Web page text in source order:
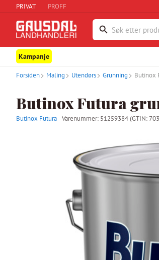
PRIVAT PROFF
Kampanje
Forsiden Maling Utendørs Grunning Butinox
Butinox Futura
Butinox Futura Varenummer: 51259384(GTIN: